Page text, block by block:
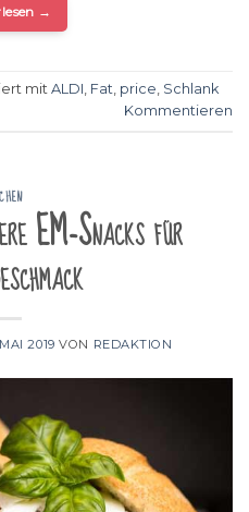
→
mitALDI, Fat, price, Schlank
Kommentieren
EM-Snacks für
2019 VON REDAKTION